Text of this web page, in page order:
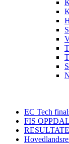
EC Tech
FIS